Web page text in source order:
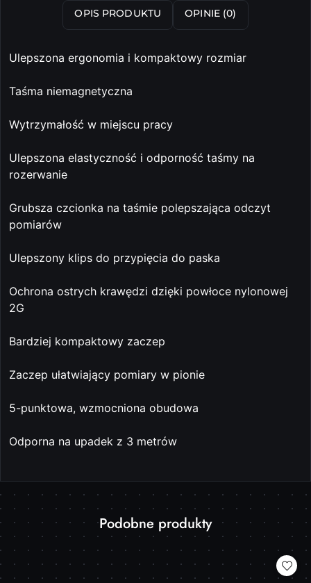
OPIS PRODUKTU OPINIE (0)
Ulepszona ergonomia i kompaktowy rozmiar
Taśma niemagnetyczna
Wytrzymałość w miejscu pracy
Ulepszona elastyczność i odporność taśmy na
rozerwanie
Grubsza czcionka na taśmie polepszająca odczyt
pomiarów
Ulepszony klips do przypięcia do paska
Ochrona ostrych krawędzi dzięki powłoce nylonowej
2G
Bardziej kompaktowy zaczep
Zaczep ułatwiający pomiary w pionie
5-punktowa, wzmocniona obudowa
Odporna na upadek z 3 metrów
Pomiń karuzelę produktów
Produkty
statusie:
Podobne produkty